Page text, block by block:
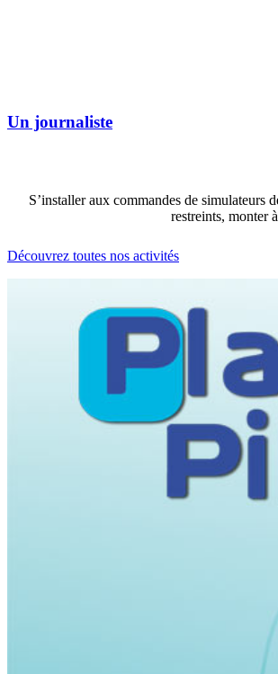
Un journaliste
S’installer aux commandes de
restreints, monter
Découvrez toutes nos activités